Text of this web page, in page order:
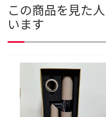
この商品を見た
います